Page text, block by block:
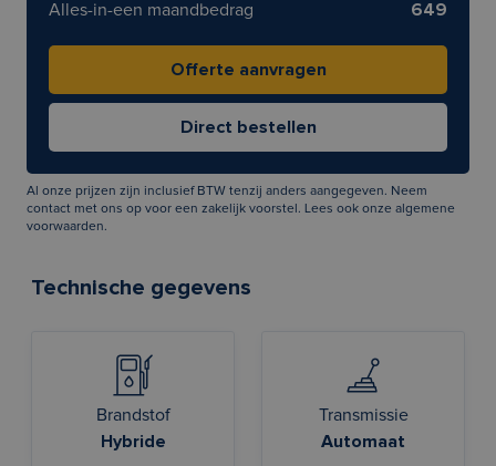
Alles-in-een maandbedrag
649
Al onze prijzen zijn inclusief BTW tenzij anders aangegeven. Neem
contact met ons op voor een zakelijk voorstel. Lees ook onze algemene
voorwaarden.
Technische gegevens
Brandstof
Hybride
Transmissie
Automaat